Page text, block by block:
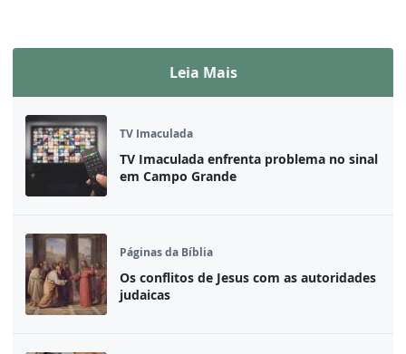
Leia Mais
TV Imaculada
TV Imaculada enfrenta problema no sinal
em Campo Grande
Páginas da Bíblia
Os conflitos de Jesus com as autoridades
judaicas